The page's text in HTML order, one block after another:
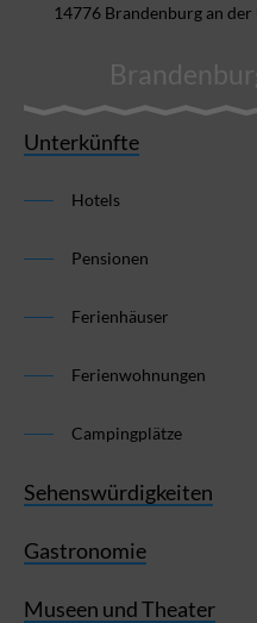
14776 Brandenburg an der
Unterkünfte
Hotels
Pensionen
Ferienhäuser
Ferienwohnungen
Campingplätze
Sehenswürdigkeiten
Gastronomie
Museen und Theater